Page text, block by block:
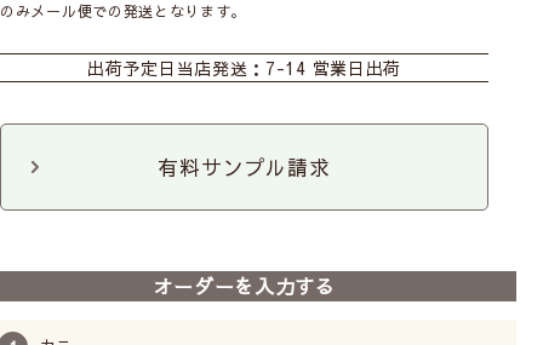
カフェカーテンの幅について
のみメール便での発送となります。
ロールスクリーン カフェ のれん
クッションカバー ファブリックパネル
ファブリックパネル
出荷予定日 当店発送：7-14 営業日出荷
有料サンプル請求
オーダーを入力する